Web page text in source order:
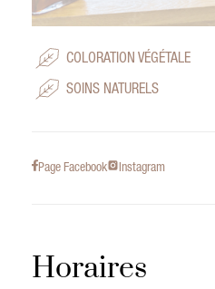
COLORATION VÉGÉTALE
SOINS NATURELS
Page Facebook Instagram
Horaires